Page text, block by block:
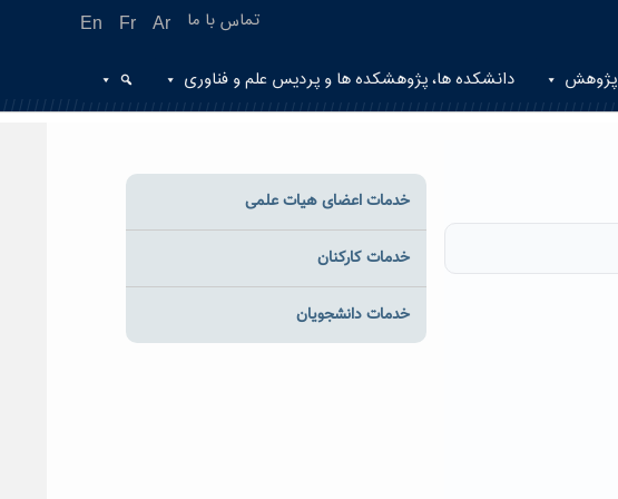
En Fr Ar تماس با ما
پژوهش دانشکده ها، پژوهشکده ها و پردیس علم و فناوری
خدمات اعضای هیات علمی
خدمات کارکنان
خدمات دانشجویان